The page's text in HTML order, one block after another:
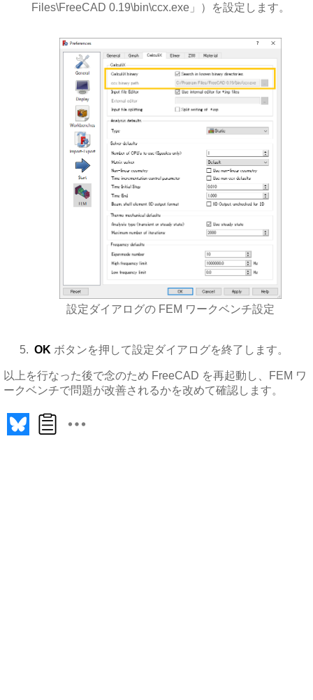
Files\FreeCAD 0.19\bin\ccx.exe」）を設定します。
設定ダイアログの FEM ワークベンチ設定
OK ボタンを押して設定ダイアログを終了します。
以上を行なった後で念のため FreeCAD を再起動し、FEM ワ
ークベンチで問題が改善されるかを改めて確認します。